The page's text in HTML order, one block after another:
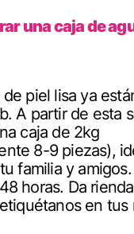
una caja de
piel lisa ya
A partir de esta
caja de 2kg
8-9 piezas),
familia y
horas. Da
en tus